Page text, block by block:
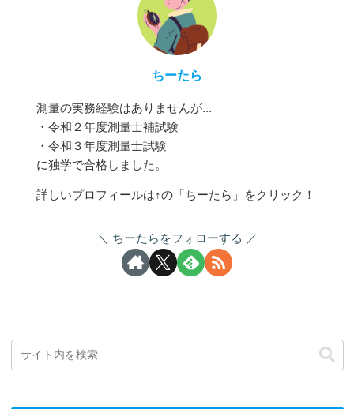
ちーたら
測量の実務経験はありませんが...
・令和２年度測量士補試験
・令和３年度測量士試験
に独学で合格しました。
詳しいプロフィールは↑の「ちーたら」をクリック！
ちーたらをフォローする